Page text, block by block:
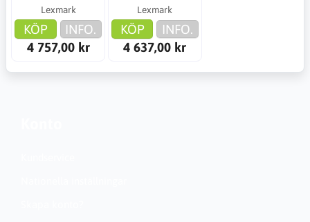
Lexmark
KÖP
INFO.
4 757,00 kr
Lexmark
KÖP
INFO.
4 637,00 kr